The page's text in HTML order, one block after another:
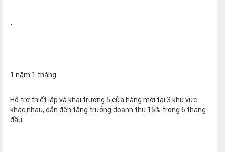
•
1 năm 1 tháng
Hỗ trợ thiết lập và khai trương 5 cửa hàng mới tại 3 khu vực
khác nhau, dẫn đến tăng trưởng doanh thu 15% trong 6 tháng
đầu.